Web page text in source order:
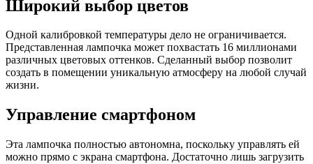
Широкий выбор цветов
Одной калибровкой температуры дело не ограничивается.
Представленная лампочка может похвастать 16 миллионами
различных цветовых оттенков. Сделанный выбор позволит
создать в помещении уникальную атмосферу на любой случай
жизни.
Управление смартфоном
Эта лампочка полностью автономна, поскольку управлять ей
можно прямо с экрана смартфона. Достаточно лишь загрузить